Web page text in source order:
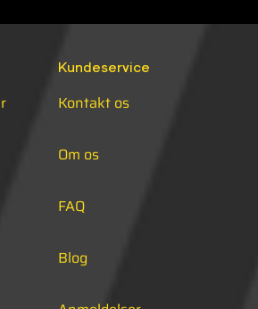
Kundeservice
Kontakt os
Om os
FAQ
Blog